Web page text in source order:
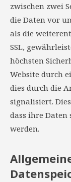
zwischen zwei
die Daten vor
als die
SSL,
höchsten
Website durch
dies durch die
signalisiert.
dass ihre
werden.